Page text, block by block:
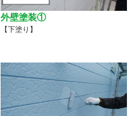
外壁塗装①
【下塗り】